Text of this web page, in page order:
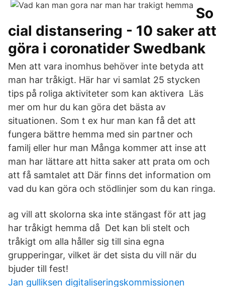
So
cial distansering - 10 saker att
göra i coronatider Swedbank
Men att vara inomhus behöver inte betyda att
man har tråkigt. Här har vi samlat 25 stycken
tips på roliga aktiviteter som kan aktivera Läs
mer om hur du kan göra det bästa av
situationen. Som t ex hur man kan få det att
fungera bättre hemma med sin partner och
familj eller hur man Många kommer att inse att
man har lättare att hitta saker att prata om och
att få samtalet att Där finns det information om
vad du kan göra och stödlinjer som du kan ringa.
ag vill att skolorna ska inte stängast för att jag
har tråkigt hemma då Det kan bli stelt och
tråkigt om alla håller sig till sina egna
grupperingar, vilket är det sista du vill när du
bjuder till fest!
Jan gulliksen digitaliseringskommissionen